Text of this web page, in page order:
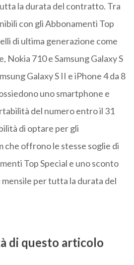
la durata del contratto. Tra
con gli Abbonamenti Top
di ultima generazione come
Nokia 710 e Samsung Galaxy S
Galaxy S II e iPhone 4 da 8
uno smartphone e
del numero entro il 31
di optare per gli
che offrono le stesse soglie di
Top Special e uno sconto
mensile per tutta la durata del
di questo articolo